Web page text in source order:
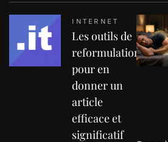
INTERNET
Les outils de
reformulation
pour en
donner un
article
efficace et
significatif